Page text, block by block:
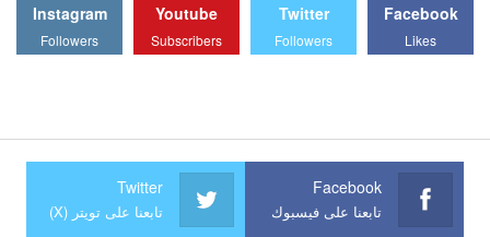
Facebook
Likes
Twitter
Followers
Youtube
Subscribers
Instagram
Followers
Facebook
تابعنا على فيسبوك
Twitter
تابعنا على تويتر (X)